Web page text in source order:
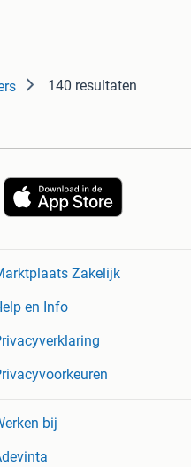
140 resultaten
Zakelijk
en Info
bij